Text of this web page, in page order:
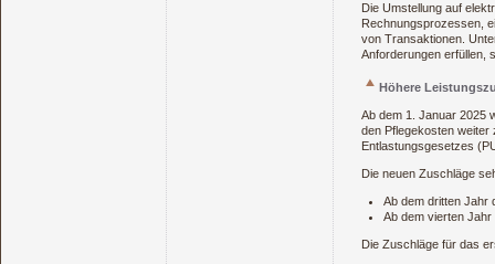
Die Umstellung auf
Rechnungsprozessen,
von Transaktionen.
Anforderungen erfüllen,
Höhere
Ab dem 1. Januar 2025
den Pflegekosten weiter
Entlastungsgesetzes
Die neuen Zuschläge
Ab dem dritten Jahr
Ab dem vierten
Die Zuschläge für das